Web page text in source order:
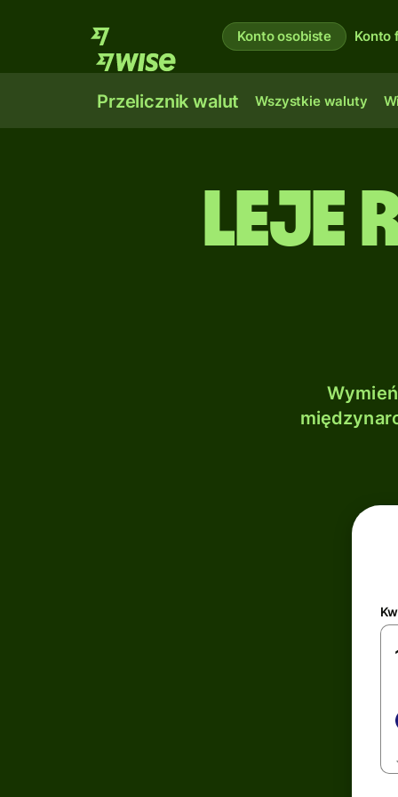
Konto osobiste Konto
Przelicznik walut Wszystkie waluty
Leje